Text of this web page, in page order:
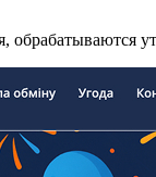
обрабатываются